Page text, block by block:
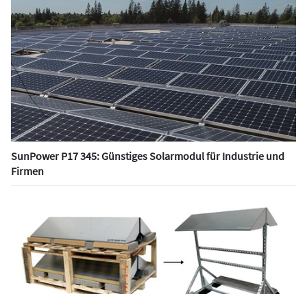
SunPower P17 345: Günstiges Solarmodul für Industrie und
Firmen